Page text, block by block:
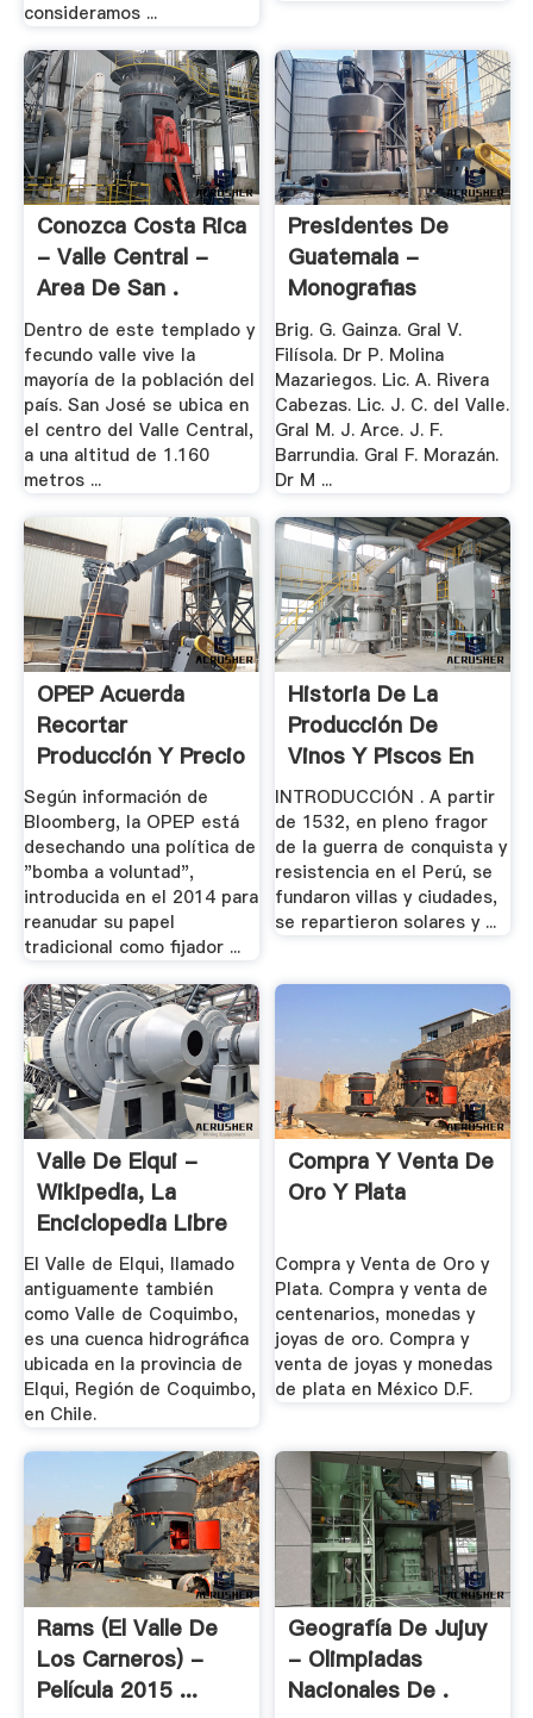
consideramos ...
Conozca Costa Rica
- Valle Central -
Area De San .
Dentro de este templado y
fecundo valle vive la
mayoría de la población del
país. San José se ubica en
el centro del Valle Central,
a una altitud de 1.160
metros ...
Presidentes De
Guatemala -
Monografias
Brig. G. Gainza. Gral V.
Filísola. Dr P. Molina
Mazariegos. Lic. A. Rivera
Cabezas. Lic. J. C. del Valle.
Gral M. J. Arce. J. F.
Barrundia. Gral F. Morazán.
Dr M ...
OPEP Acuerda
Recortar
Producción Y Precio
Del .
Según información de
Bloomberg, la OPEP está
desechando una política de
"bomba a voluntad",
introducida en el 2014 para
reanudar su papel
tradicional como fijador ...
Historia De La
Producción De
Vinos Y Piscos En
El .
INTRODUCCIÓN . A partir
de 1532, en pleno fragor
de la guerra de conquista y
resistencia en el Perú, se
fundaron villas y ciudades,
se repartieron solares y ...
Valle De Elqui -
Wikipedia, La
Enciclopedia Libre
El Valle de Elqui, llamado
antiguamente también
como Valle de Coquimbo,
es una cuenca hidrográfica
ubicada en la provincia de
Elqui, Región de Coquimbo,
en Chile.
Compra Y Venta De
Oro Y Plata
Compra y Venta de Oro y
Plata. Compra y venta de
centenarios, monedas y
joyas de oro. Compra y
venta de joyas y monedas
de plata en México D.F.
Rams (El Valle De
Los Carneros) -
Película 2015 ...
Geografía De Jujuy
- Olimpiadas
Nacionales De .